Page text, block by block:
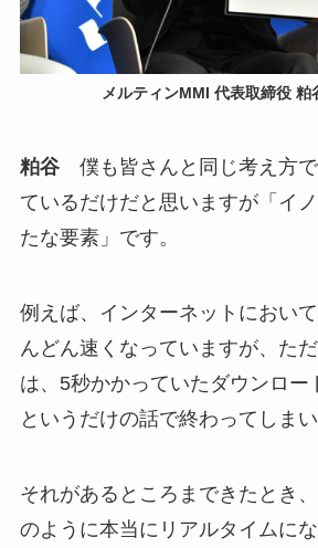
メルティンMMI 代表取締役 粕
粕谷僕も皆さんと同じ考え方で
ているだけだと思いますが「イ
たな要素」です。
例えば、インターネットにおい
んどん速くなっていますが、た
は、5秒かかっていたダウンロー
というだけの話で終わってしまい
それがあるところまできたとき
のように本当にリアルタイムに